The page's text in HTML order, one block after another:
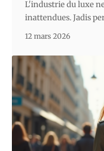
L'industrie du luxe
inattendues. Jadis
12 mars 2026